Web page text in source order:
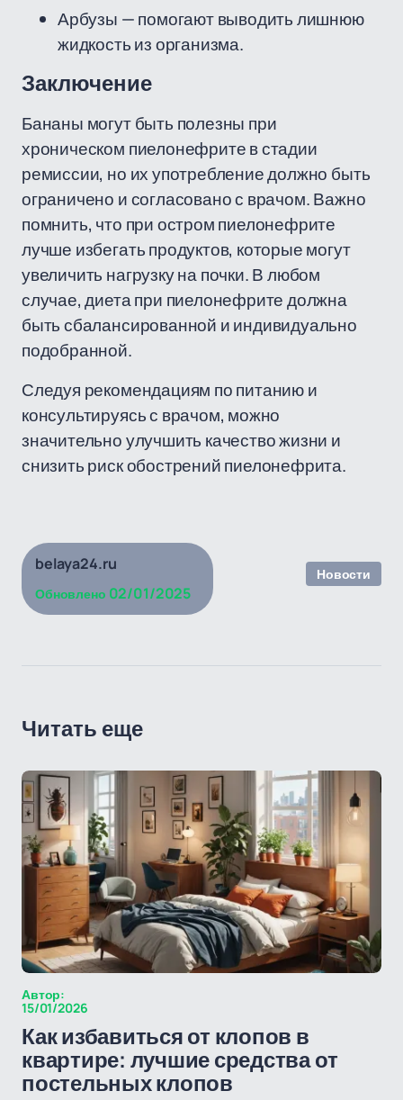
Арбузы — помогают выводить лишнюю
жидкость из организма.
Заключение
Бананы могут быть полезны при
хроническом пиелонефрите в стадии
ремиссии, но их употребление должно быть
ограничено и согласовано с врачом. Важно
помнить, что при остром пиелонефрите
лучше избегать продуктов, которые могут
увеличить нагрузку на почки. В любом
случае, диета при пиелонефрите должна
быть сбалансированной и индивидуально
подобранной.
Следуя рекомендациям по питанию и
консультируясь с врачом, можно
значительно улучшить качество жизни и
снизить риск обострений пиелонефрита.
belaya24.ru
Обновлено 02/01/2025
Новости
Читать еще
Автор:
15/01/2026
Как избавиться от клопов в
квартире: лучшие средства от
постельных клопов